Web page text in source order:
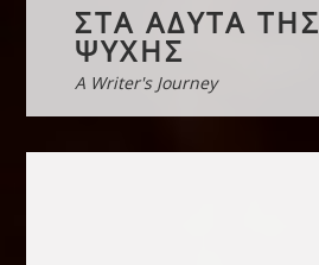
ΣΤΑ ΆΔΥΤΑ ΤΗΣ
ΨΥΧΉΣ
A Writer's Journey